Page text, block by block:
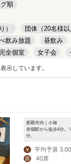
順
）
団体（20名様以
飲み放題 昼飲み
全個室 女子会
デート
示しています。
那覇市内｜小禄
赤嶺駅から徒歩4分。
分。
￥ 平均予算
席 40席